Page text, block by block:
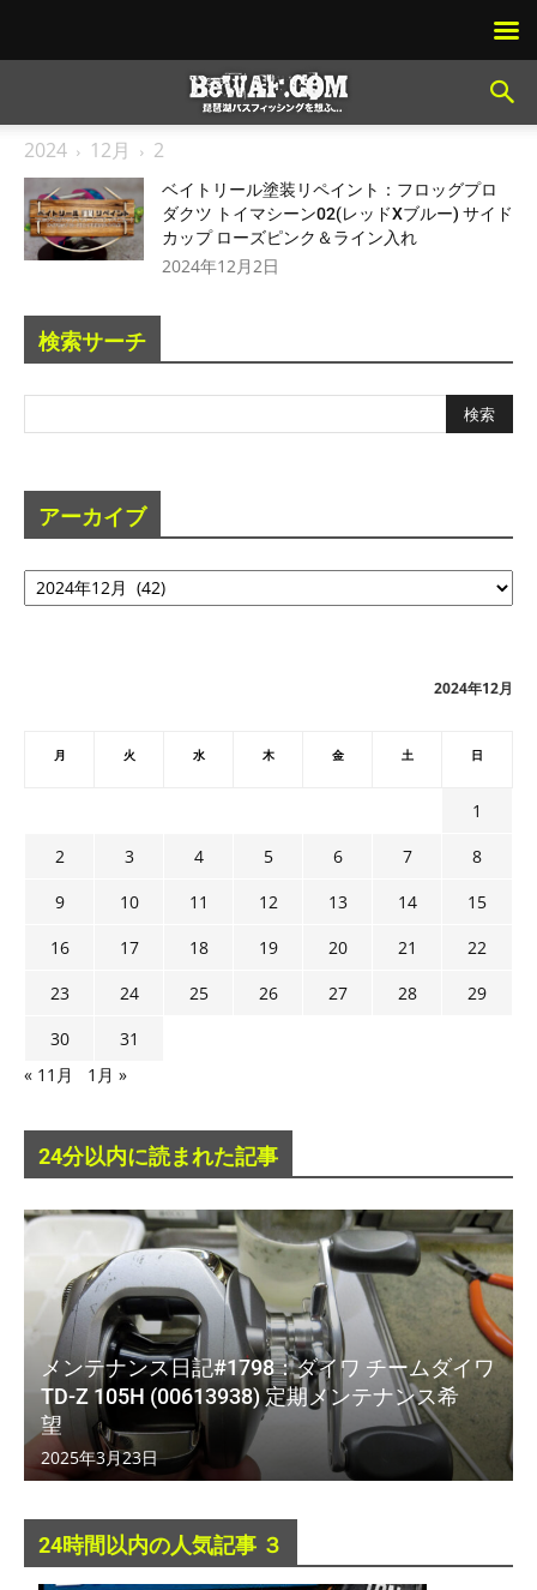
2024 12月 2
ベイトリール塗装リペイント：フロッグプロ
ダクツ トイマシーン02(レッドXブルー) サイド
カップ ローズピンク＆ライン入れ
2024年12月2日
検索サーチ
アーカイブ
ア
ー
2024年12月
月 火 水 木 金 土 日
1
2
3 4 5 6 7
8
9
10 11 12 13 14
15
16
17 18 19 20 21
22
23
24 25 26 27 28
29
30
31
« 11月
1月 »
24分以内に読まれた記事
メンテナンス日記#1798：ダイワ チームダイワ
TD-Z 105H (00613938) 定期メンテナンス希
望
2025年3月23日
24時間以内の人気記事 ３